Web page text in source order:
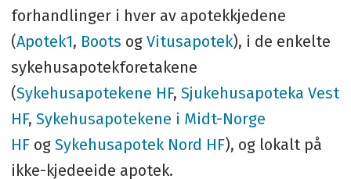
forhandlinger i hver av apotekkjedene
(Apotek1, Boots og Vitusapotek), i de enkelte
sykehusapotekforetakene
(Sykehusapotekene HF, Sjukehusapoteka Vest
HF, Sykehusapotekene i Midt-Norge
HFog Sykehusapotek Nord HF), og lokalt på
ikke-kjedeeide apotek.